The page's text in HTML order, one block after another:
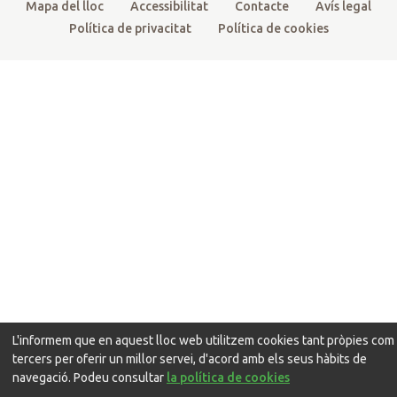
Mapa del lloc Accessibilitat Contacte
Avís legal
Política de privacitat
Política de cookies
L'informem que en aquest lloc web utilitzem cookies tant pròpies com
tercers per oferir un millor servei, d'acord amb els seus hàbits de
navegació. Podeu consultar la política de cookies